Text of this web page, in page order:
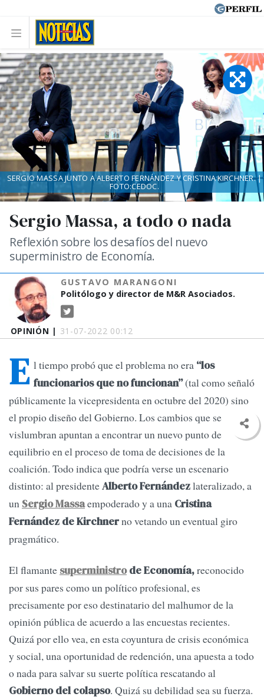
OPINIÓN | 31-07-2022 00:12
Sergio Massa, a todo o nada
Reflexión sobre los desafíos del nuevo
superministro de Economía.
GUSTAVO MARANGONI
Politólogo y director de M&R Asociados.
SERGIO MASSA JUNTO A ALBERTO FERNÁNDEZ Y CRISTINA KIRCHNER. |
FOTO:CEDOC.
E l tiempo probó que el problema no era “los
funcionarios que no funcionan”(tal como señaló
públicamente la vicepresidenta en octubre del 2020) sino
el propio diseño del Gobierno. Los cambios que se
vislumbran apuntan a encontrar un nuevo punto de
equilibrio en el proceso de toma de decisiones de la
coalición. Todo indica que podría verse un escenario
distinto: al presidenteAlberto Fernándezlateralizado, a
un Sergio Massaempoderado y a una Cristina
Fernández de Kirchnerno vetando un eventual giro
pragmático.
El flamante superministrode Economía,reconocido
por sus pares como un político profesional, es
precisamente por eso destinatario del malhumor de la
opinión pública de acuerdo a las encuestas recientes.
Quizá por ello vea, en esta coyuntura de crisis económica
y social, una oportunidad de redención, una apuesta a todo
o nada para salvar su suerte política rescatando al
Gobierno del colapso. Quizá su debilidad sea su fuerza.